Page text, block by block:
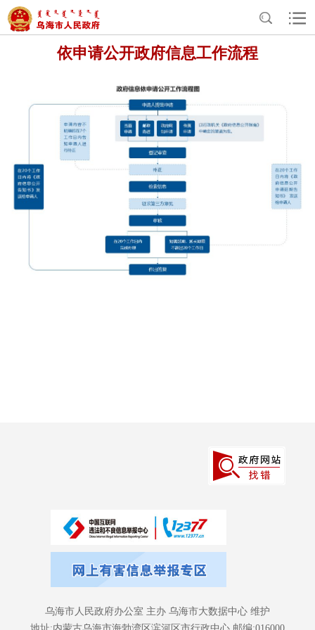
首页>政务公开 > 依申请公开
依申请公开政府信息工作流程
乌海市人民政府办公室 主办 乌海市大数据中心 维护